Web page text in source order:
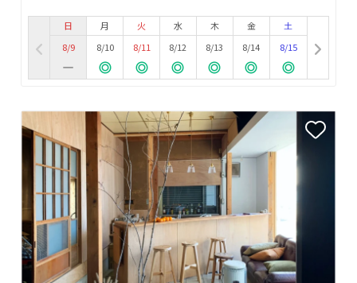
日
8/9
月
8/10
火
8/11
水
8/12
木
8/13
金
8/14
土
8/15